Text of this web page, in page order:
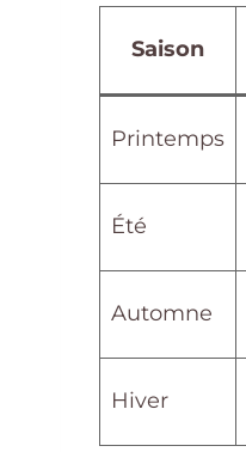
Saison
Printemps
Été
Automne
Hiver